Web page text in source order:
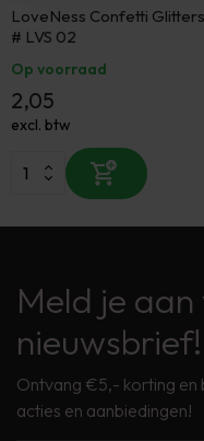
LoveNess Confetti
# LVS 02
Op voorraad
2,05
excl. btw
Meld je
nieuwsbrief!
Ontvang €5,- korting en
acties en aanbiedingen!